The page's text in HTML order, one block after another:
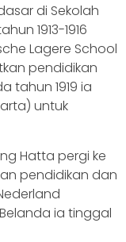
di Sekolah
1913-1916
Lagere School
pendidikan
tahun 1919 ia
untuk
Hatta pergi ke
pendidikan dan
ia tinggal